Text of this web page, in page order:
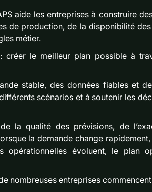
aide les entreprises à construire
de production, de la disponibilité
métier.
créer le meilleur plan possible à
stable, des données fiables et
scénarios et à soutenir les
de la qualité des prévisions, de
la demande change
évoluent, le plan
nombreuses entreprises